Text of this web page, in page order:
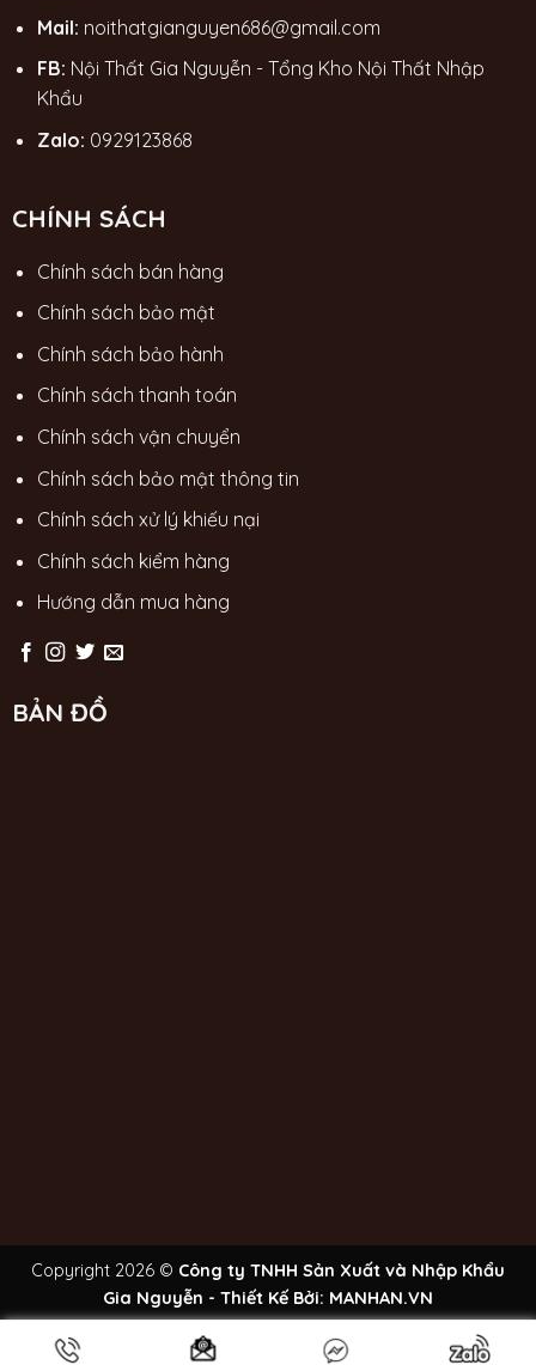
Mail: noithatgianguyen686@gmail.com
FB: Nội Thất Gia Nguyễn - Tổng Kho Nội Thất Nhập
Khẩu
Zalo: 0929123868
CHÍNH SÁCH
Chính sách bán hàng
Chính sách bảo mật
Chính sách bảo hành
Chính sách thanh toán
Chính sách vận chuyển
Chính sách bảo mật thông tin
Chính sách xử lý khiếu nại
Chính sách kiểm hàng
Hướng dẫn mua hàng
BẢN ĐỒ
Copyright 2026 © Công ty TNHH Sản Xuất và Nhập Khẩu
Gia Nguyễn - Thiết Kế Bởi: MANHAN.VN